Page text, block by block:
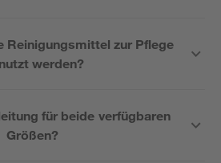
Reinigungsmittel zur Pflege
werden?
für beide verfügbaren
Größen?